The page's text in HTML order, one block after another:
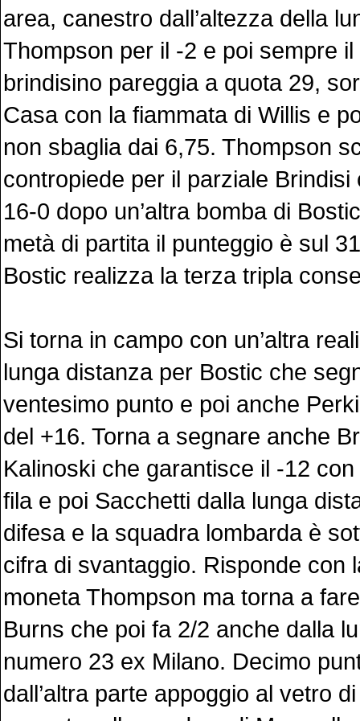
area, canestro dall’altezza della
Thompson per il -2 e poi sempre
brindisino pareggia a quota 29,
Casa con la fiammata di Willis e
non sbaglia dai 6,75. Thompson
contropiede per il parziale Brindisi
16-0 dopo un’altra bomba di
metà di partita il punteggio è sul
Bostic realizza la terza tripla
Si torna in campo con un’altra
lunga distanza per Bostic che
ventesimo punto e poi anche
del +16. Torna a segnare anche
Kalinoski che garantisce il -12
fila e poi Sacchetti dalla lunga
difesa e la squadra lombarda è
cifra di svantaggio. Risponde con
moneta Thompson ma torna a
Burns che poi fa 2/2 anche dalla
numero 23 ex Milano. Decimo
dall’altra parte appoggio al vetro